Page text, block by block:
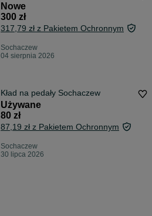
Nowe
300 zł
317,79 zł z Pakietem Ochronnym
Sochaczew
04 sierpnia 2026
Kład na pedały Sochaczew
Używane
80 zł
87,19 zł z Pakietem Ochronnym
Sochaczew
30 lipca 2026